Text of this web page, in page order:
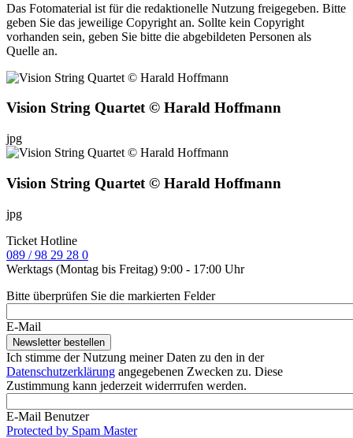
Das Fotomaterial ist für die redaktionelle Nutzung freigegeben. Bitte
geben Sie das jeweilige Copyright an. Sollte kein Copyright
vorhanden sein, geben Sie bitte die abgebildeten Personen als
Quelle an.
Vision String Quartet © Harald Hoffmann
jpg
Vision String Quartet © Harald Hoffmann
jpg
Ticket Hotline
089 / 98 29 28 0
Werktags (Montag bis Freitag) 9:00 - 17:00 Uhr
Bitte überprüfen Sie die markierten Felder
E-Mail
Ich stimme der Nutzung meiner Daten zu den in der
Datenschutzerklärung angegebenen Zwecken zu. Diese
Zustimmung kann jederzeit widerrrufen werden.
E-Mail Benutzer
Protected by Spam Master